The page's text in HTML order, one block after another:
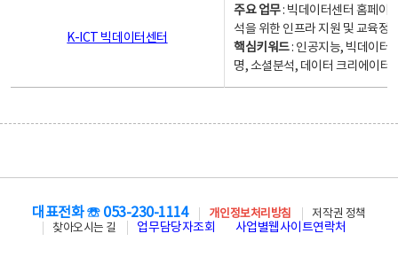
K-ICT 빅데이터센터
주요 업무: 빅데이터센터 홈페이
석을 위한 인프라 지원 및 교육정
핵심키워드: 인공지능, 빅데이터,
명, 소셜분석, 데이터 크리에이터
대표전화 ☏ 053-230-1114 개인정보처리방침
저작권 정책
찾아오시는 길
업무담당자조회 사업별웹사이트연락처